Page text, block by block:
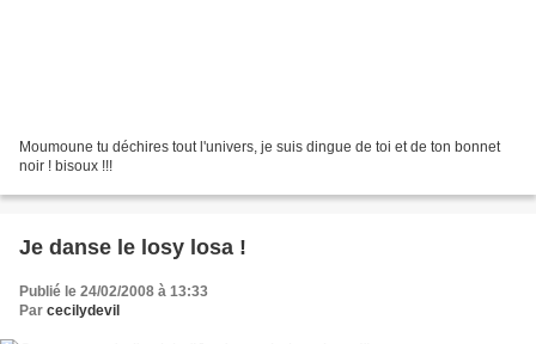
Moumoune tu déchires tout l'univers, je suis dingue de toi et de ton bonnet
noir ! bisoux !!!
Je danse le losy losa !
Publié le 24/02/2008 à 13:33
Par cecilydevil